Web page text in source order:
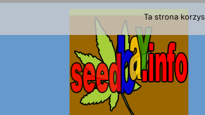
Ta strona